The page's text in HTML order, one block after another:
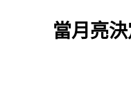
當月亮